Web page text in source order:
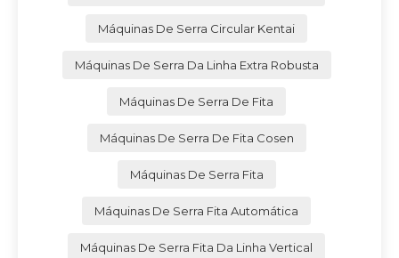
Máquinas De Serra Circular Kentai
Máquinas De Serra Da Linha Extra Robusta
Máquinas De Serra De Fita
Máquinas De Serra De Fita Cosen
Máquinas De Serra Fita
Máquinas De Serra Fita Automática
Máquinas De Serra Fita Da Linha Vertical